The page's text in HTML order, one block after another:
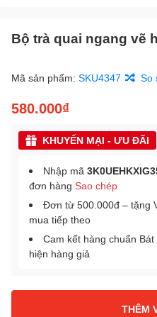
Bộ trà quai ngang vẽ
Mã sản phẩm: SKU4347 So
580.000₫
KHUYẾN MẠI - ƯU ĐÃI
Nhập mã
đơn hàng Sao chép
Đơn từ 500.000đ – tặng
mua tiếp theo
Cam kết hàng chuẩn
hiện hàng giả
THÊM